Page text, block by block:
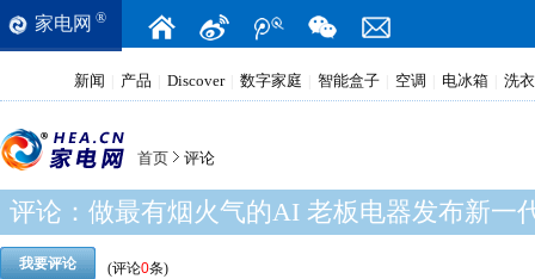
家电网 ®
新闻 产品 Discover 数字家庭 智能盒子 空调 电冰箱 洗
首页 评论
评论： 做最有烟火气的AI 老板电器发布新一
我要评论 (评论0条)